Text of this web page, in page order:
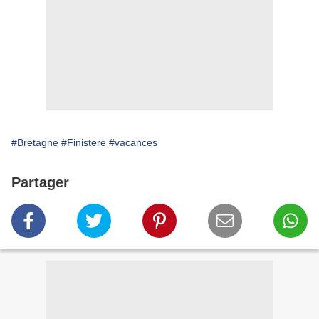
#Bretagne #Finistere #vacances
Partager